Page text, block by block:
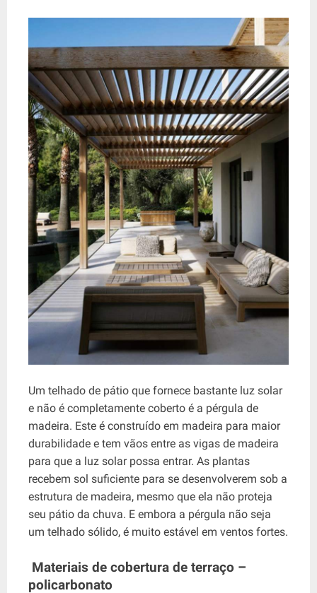
Um telhado de pátio que fornece bastante luz solar
e não é completamente coberto é a pérgula de
madeira. Este é construído em madeira para maior
durabilidade e tem vãos entre as vigas de madeira
para que a luz solar possa entrar. As plantas
recebem sol suficiente para se desenvolverem sob a
estrutura de madeira, mesmo que ela não proteja
seu pátio da chuva. E embora a pérgula não seja
um telhado sólido, é muito estável em ventos fortes.
Materiais de cobertura de terraço –
policarbonato